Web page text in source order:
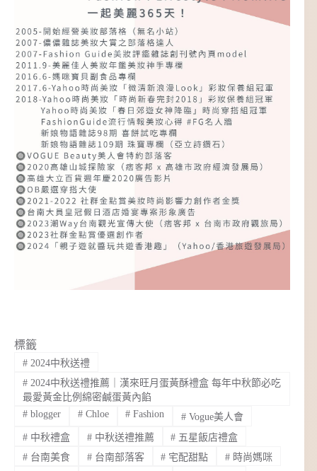
標籤
#2024中秋送禮
#2024中秋送禮推薦｜漢來旺月蛋黃酥禮盒 每年中秋節必吃
最愛黃金比例綿密鹹蛋黃內餡
#blogger #Chloe # Fashion # Vogue美人會
#中秋禮盒 #中秋送禮推薦 # 五星飯店禮盒
#台南美食 #台南部落客 # 宅配甜點 # 時尚媽咪